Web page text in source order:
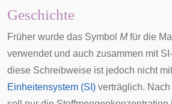
Geschichte
Früher wurde das Symbol Mfür die
verwendet und auch zusammen mit
diese Schreibweise ist jedoch nicht
Einheitensystem (SI) verträglich. Nach